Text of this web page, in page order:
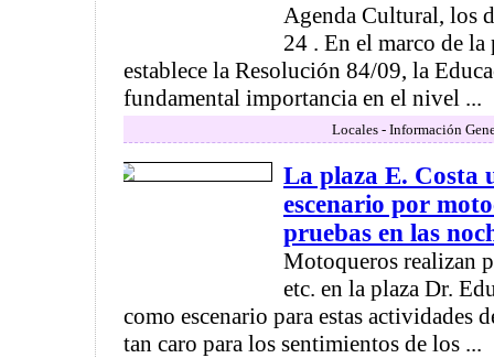
Agenda Cultural, los
24 . En el marco de
establece la Resolución 84/09, la
fundamental importancia en el nivel ...
Locales - Información
La plaza E. Costa
escenario por
pruebas en las
Motoqueros realizan
etc. en la plaza Dr.
como escenario para estas actividades
tan caro para los sentimientos de los ...